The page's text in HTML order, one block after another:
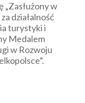
„Zasłużony w
działalność
turystyki i
Medalem
w Rozwoju